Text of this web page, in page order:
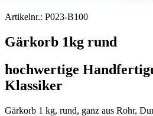
Artikelnr.: P023-B100
Gärkorb 1kg rund
hochwertige
Klassiker
Gärkorb 1 kg, rund, ganz aus Rohr,